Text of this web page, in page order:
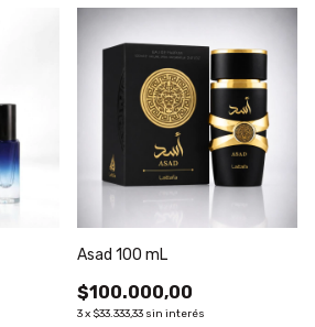
Asad 100 mL
$100.000,00
3x $33.333,33 sin interés